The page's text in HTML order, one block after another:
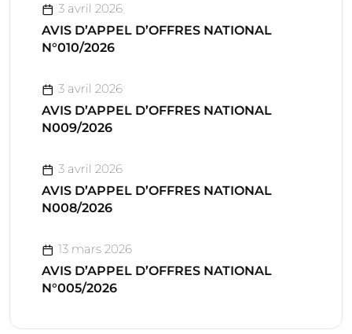
3 avril 2026
AVIS D’APPEL D’OFFRES NATIONAL
N°010/2026
3 avril 2026
AVIS D’APPEL D’OFFRES NATIONAL
N009/2026
3 avril 2026
AVIS D’APPEL D’OFFRES NATIONAL
N008/2026
13 mars 2026
AVIS D’APPEL D’OFFRES NATIONAL
N°005/2026